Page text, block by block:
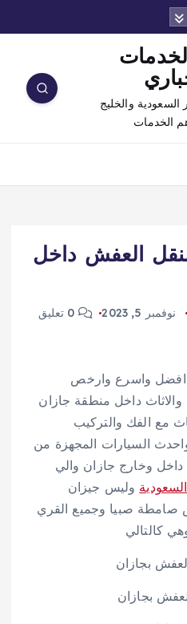
السعودية والخليج
الخدمات
العفش داخل
نوفمبر 5, 2023
افضل واسرع وارخص
والاثاث داخل منطقة جازان
مع الفك والتركيب
السيارات المجهزة من
وخارج جازان والي
وليس جيزان
صبيا وجميع القري
كالتالي
بجازان
بجازان